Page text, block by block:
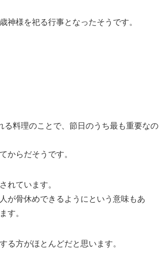
神様を祀る行事となったそうです。
る料理のことで、節日のうち最も重要なの
からだそうです。
れています。
が骨休めできるようにという意味もあ
す。
る方がほとんどだと思います。